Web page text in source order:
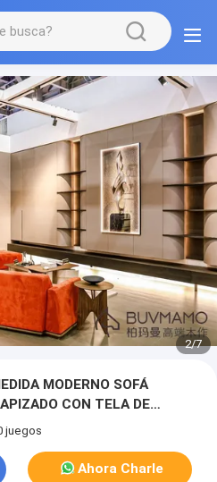
3/7
MODERNO SOFÁ
CON TELA DE
L PARA SALA DE ESTAR
juegos
Ahora Charle